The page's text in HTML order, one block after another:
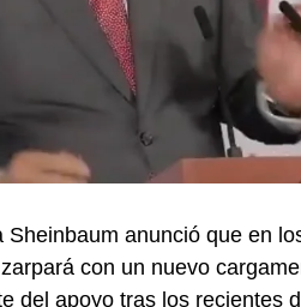
Sheinbaum anunció que en
con un nuevo
del apoyo tras los recientes